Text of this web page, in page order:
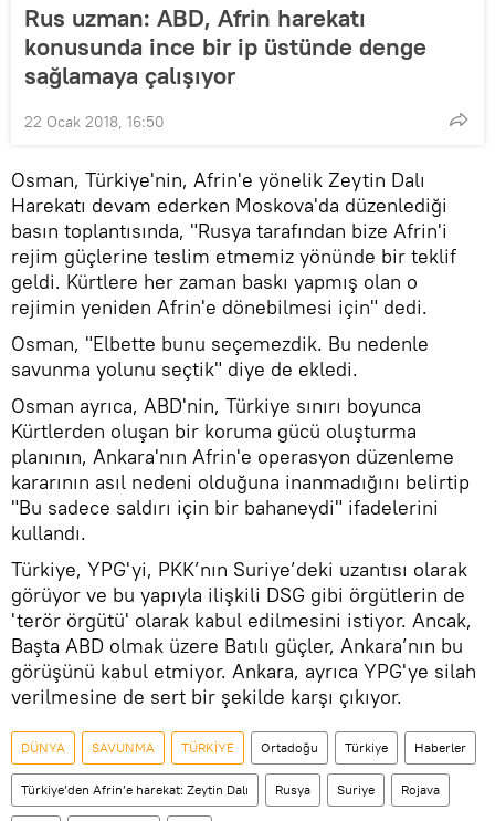
Rus uzman: ABD, Afrin harekatı
konusunda ince bir ip üstünde denge
sağlamaya çalışıyor
22 Ocak 2018, 16:50
Osman, Türkiye'nin, Afrin'e yönelik Zeytin Dalı
Harekatı devam ederken Moskova'da düzenlediği
basın toplantısında, "Rusya tarafından bize Afrin'i
rejim güçlerine teslim etmemiz yönünde bir teklif
geldi. Kürtlere her zaman baskı yapmış olan o
rejimin yeniden Afrin'e dönebilmesi için" dedi.
Osman, "Elbette bunu seçemezdik. Bu nedenle
savunma yolunu seçtik" diye de ekledi.
Osman ayrıca, ABD'nin, Türkiye sınırı boyunca
Kürtlerden oluşan bir koruma gücü oluşturma
planının, Ankara'nın Afrin'e operasyon düzenleme
kararının asıl nedeni olduğuna inanmadığını belirtip
"Bu sadece saldırı için bir bahaneydi" ifadelerini
kullandı.
Türkiye, YPG'yi, PKK’nın Suriye’deki uzantısı olarak
görüyor ve bu yapıyla ilişkili DSG gibi örgütlerin de
'terör örgütü' olarak kabul edilmesini istiyor. Ancak,
Başta ABD olmak üzere Batılı güçler, Ankara’nın bu
görüşünü kabul etmiyor. Ankara, ayrıca YPG'ye silah
verilmesine de sert bir şekilde karşı çıkıyor.
DÜNYA SAVUNMA TÜRKİYE Ortadoğu Türkiye Haberler
Türkiye’den Afrin’e harekat: Zeytin Dalı Rusya Suriye Rojava